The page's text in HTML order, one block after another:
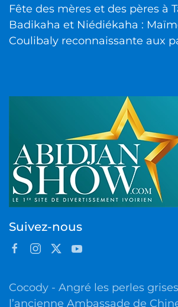
Fête des mères et des pères à
Badikaha et Niédiékaha :
Coulibaly reconnaissante aux
Suivez-nous
Cocody - Angré les perles
l’ancienne Ambassade de